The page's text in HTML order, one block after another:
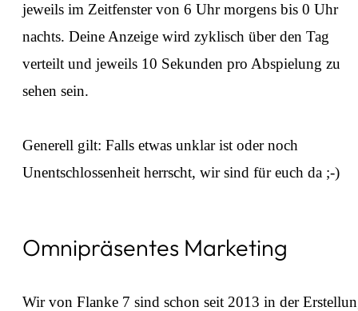
jeweils im Zeitfenster von 6 Uhr morgens bis 0 Uhr
nachts. Deine Anzeige wird zyklisch über den Tag
verteilt und jeweils 10 Sekunden pro Abspielung zu
sehen sein.
⁠Generell gilt: Falls etwas unklar ist oder noch
Unentschlossenheit herrscht, wir sind für euch da ;-)
Omnipräsentes Marketing
Wir von Flanke 7 sind schon seit 2013 in der